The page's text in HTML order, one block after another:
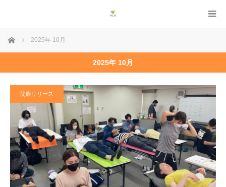
ホーム 2025年 10月
2025年 10月
筋膜リリース